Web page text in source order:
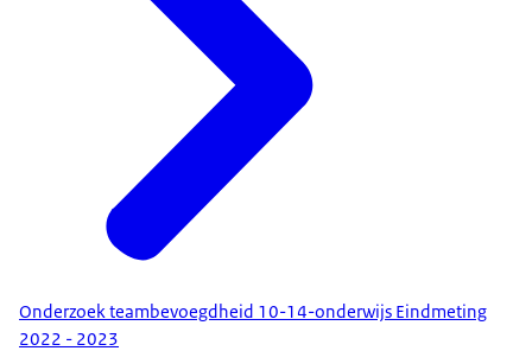
Onderzoek teambevoegdheid 10-14-onderwijs Eindmeting
2022 - 2023